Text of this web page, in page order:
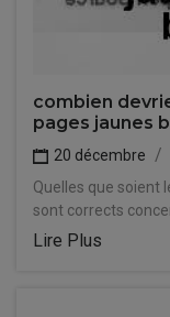
combien
pages jaunes
20 décembre
Quelles que soient
sont corrects
Lire Plus